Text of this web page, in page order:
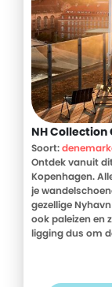
NH
Soort:
Ontdek vanuit
Kopenhagen.
je
gezellige
ook paleizen en
ligging dus om